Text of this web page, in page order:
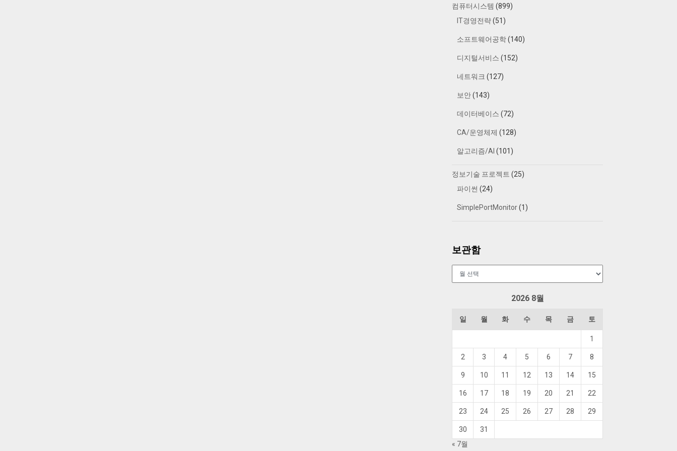
컴퓨터시스템 (899)
IT경영전략(51)
소프트웨어공학(140)
디지털서비스 (152)
네트워크 (127)
보안(143)
데이터베이스 (72)
CA/운영체제 (128)
알고리즘/AI (101)
정보기술 프로젝트 (25)
파이썬 (24)
SimplePortMonitor(1)
보관함
2026 8월
일 월 화 수 목 금 토
1
2 3 4 5 6 7 8
9 10 11 12 13 14 15
16 17 18 19 20 21 22
23 24 25 26 27 28 29
30
31
« 7월